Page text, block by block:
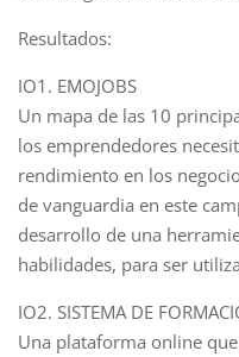
Resultados:
IO1. EMOJOBS
Un mapa de las 10
los emprendedores
rendimiento en los
de vanguardia en este
desarrollo de una
habilidades, para ser
IO2. SISTEMA DE
Una plataforma online